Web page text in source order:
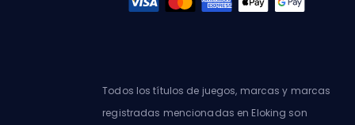
Todos los títulos de juegos, marcas y marcas
registradas mencionadas en Eloking son